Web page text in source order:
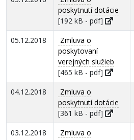
poskytnutí dotácie
[192 kB - pdf]
05.12.2018
Zmluva o
poskytovaní
verejných služieb
[465 kB - pdf]
04.12.2018
Zmluva o
poskytnutí dotácie
[361 kB - pdf]
03.12.2018
Zmluva o